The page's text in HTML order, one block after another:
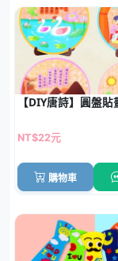
【DIY唐詩】圓盤
NT$22元
購物車